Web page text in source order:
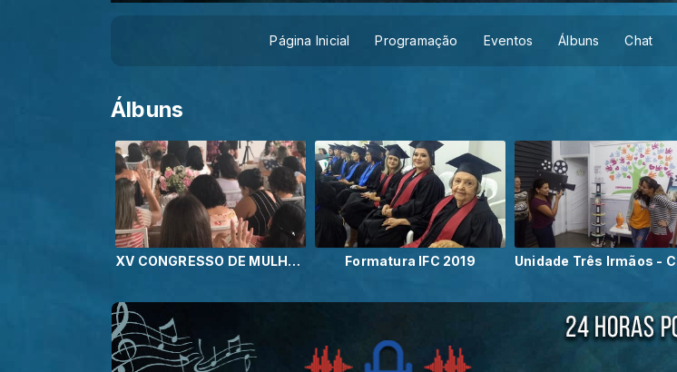
Página Inicial Programação Eventos Álbuns Chat
Álbuns
XV CONGRESSO DE MULHERES DA JCC Formatura IFC 2019